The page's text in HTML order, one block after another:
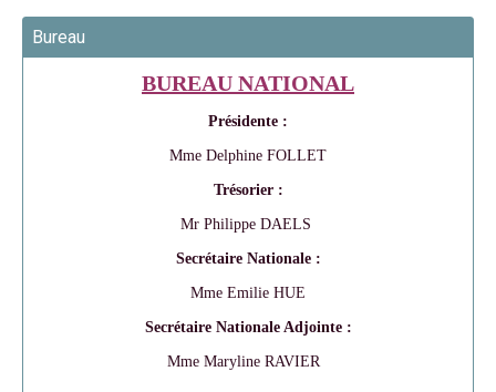
Bureau
BUREAU NATIONAL
Présidente :
Mme Delphine FOLLET
Trésorier :
Mr Philippe DAELS
Secrétaire Nationale :
Mme Emilie HUE
Secrétaire Nationale Adjointe :
Mme Maryline RAVIER